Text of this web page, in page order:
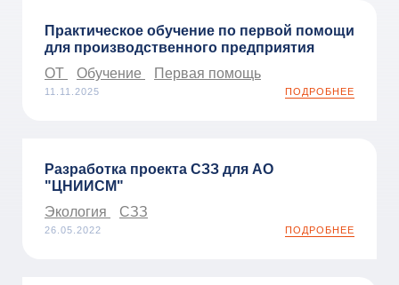
Практическое обучение по первой помощи
для производственного предприятия
ОТ
Обучение Первая помощь
11.11.2025 ПОДРОБНЕЕ
Разработка проекта СЗЗ для АО
"ЦНИИСМ"
Экология
СЗЗ
26.05.2022 ПОДРОБНЕЕ